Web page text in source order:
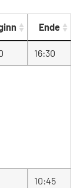
Ende
16:30
10:45